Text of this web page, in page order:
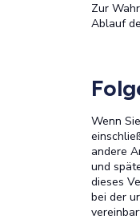
Zur
Ablauf
Wenn
andere
und
dieses
bei der